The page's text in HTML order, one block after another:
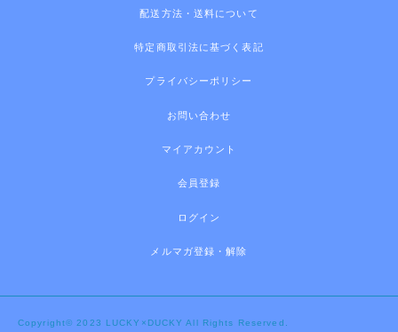
配送方法・送料について
特定商取引法に基づく表記
プライバシーポリシー
お問い合わせ
マイアカウント
会員登録
ログイン
メルマガ登録・解除
Copyright© 2023 LUCKY×DUCKY All Rights Reserved.